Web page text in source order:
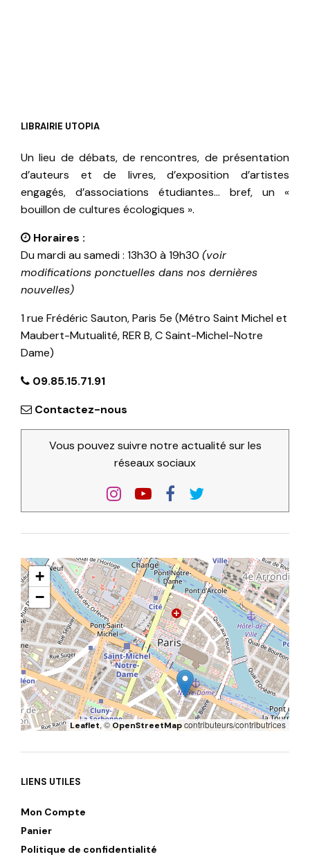
LIBRAIRIE UTOPIA
Un lieu de débats, de rencontres, de présentation
d’auteurs et de livres, d’exposition d’artistes
engagés, d’associations étudiantes… bref, un «
bouillon de cultures écologiques ».
Horaires :
Du mardi au samedi : 13h30 à 19h30 (voir
modifications ponctuelles dans nos dernières
nouvelles)
1 rue Frédéric Sauton, Paris 5e (Métro Saint Michel et
Maubert-Mutualité, RER B, C Saint-Michel-Notre
Dame)
09.85.15.71.91
Contactez-nous
Vous pouvez suivre notre actualité sur les
réseaux sociaux
+
−
Leaflet, ©OpenStreetMapcontributeurs/contributrices
LIENS UTILES
Mon Compte
Panier
Politique de confidentialité